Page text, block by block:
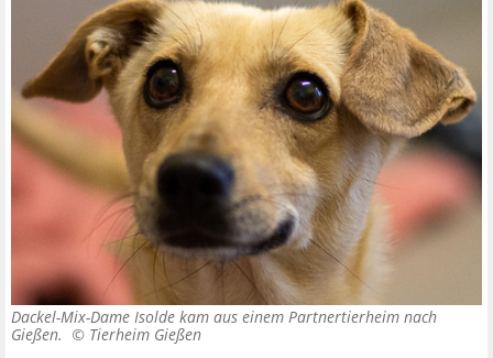
Dackel-Mix-Dame Isolde kam aus einem Partnertierheim nach
Gießen. © Tierheim Gießen